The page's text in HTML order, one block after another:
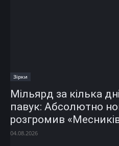
Зірки
Мільярд за кілька
павук: Абсолютно
розгромив
04.08.2026